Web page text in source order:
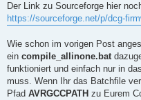
Der Link zu Sourceforge hier
https://sourceforge.net/p/dcg-
Wie schon im vorigen Post
ein compile_allinone.bat
funktioniert und einfach nur in
muss. Wenn Ihr das Batchfile
Pfad AVRGCCPATH zu Eurem